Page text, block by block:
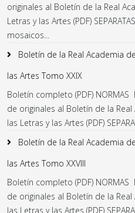
originales al Boletín de la Real
Letras y las Artes (PDF)
mosaicos...
Boletín de la Real Academia
las Artes Tomo XXIX
Boletín completo (PDF)
de originales al Boletín de la
las Letras y las Artes (PDF)
Boletín de la Real Academia
las Artes Tomo XXVIII
Boletín completo (PDF)
de originales al Boletín de la
las Letras y las Artes (PDF)